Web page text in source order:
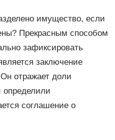
имущество, если
Прекрасным способом
зафиксировать
заключение
отражает доли
определили
соглашение о